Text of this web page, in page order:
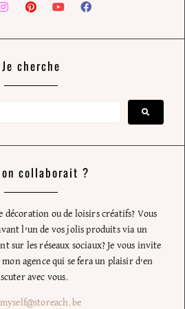
Je cherche
collaborait ?
décoration ou de loisirs créatifs? Vous
l’un de vos jolis produits via un
sur les réseaux sociaux? Je vous invite
agence qui se fera un plaisir d’en
avec vous.